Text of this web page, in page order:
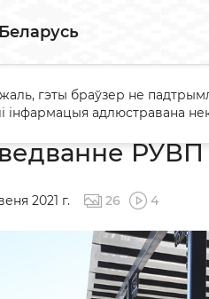
Падзеі Наведванне РУВП
РУВП
2021 г. 26 4
гэты браўзер не
інфармацыя адлюстравана